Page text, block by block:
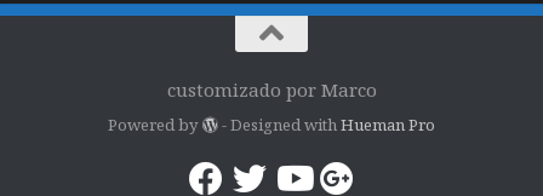
customizado por Marco
Powered by - Designed with Hueman Pro